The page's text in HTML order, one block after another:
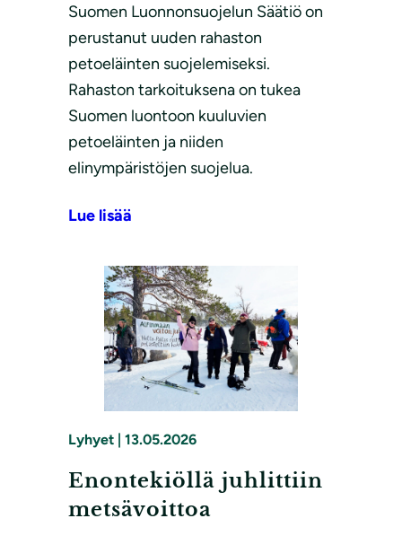
Suomen Luonnonsuojelun Säätiö on
perustanut uuden rahaston
petoeläinten suojelemiseksi.
Rahaston tarkoituksena on tukea
Suomen luontoon kuuluvien
petoeläinten ja niiden
elinympäristöjen suojelua.
Lue lisää
Lyhyet | 13.05.2026
Enontekiöllä juhlittiin
metsävoittoa